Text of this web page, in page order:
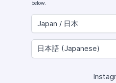
below.